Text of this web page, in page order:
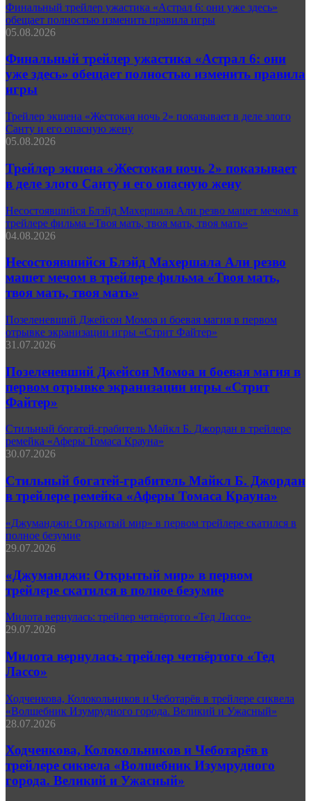
Финальный трейлер ужастика «Астрал 6: они уже здесь»
обещает полностью изменить правила игры
05.08.2026
Финальный трейлер ужастика «Астрал 6: они
уже здесь» обещает полностью изменить правила
игры
Трейлер экшена «Жестокая ночь 2» показывает в деле злого
Санту и его опасную жену
05.08.2026
Трейлер экшена «Жестокая ночь 2» показывает
в деле злого Санту и его опасную жену
Несостоявшийся Блэйд Махершала Али резво машет мечом в
трейлере фильма «Твоя мать, твоя мать, твоя мать»
04.08.2026
Несостоявшийся Блэйд Махершала Али резво
машет мечом в трейлере фильма «Твоя мать,
твоя мать, твоя мать»
Позеленевший Джейсон Момоа и боевая магия в первом
отрывке экранизации игры «Стрит Файтер»
31.07.2026
Позеленевший Джейсон Момоа и боевая магия в
первом отрывке экранизации игры «Стрит
Файтер»
Стильный богатей-грабитель Майкл Б. Джордан в трейлере
ремейка «Аферы Томаса Крауна»
30.07.2026
Стильный богатей-грабитель Майкл Б. Джордан
в трейлере ремейка «Аферы Томаса Крауна»
«Джуманджи: Открытый мир» в первом трейлере скатился в
полное безумие
29.07.2026
«Джуманджи: Открытый мир» в первом
трейлере скатился в полное безумие
Милота вернулась: трейлер четвёртого «Тед Лассо»
29.07.2026
Милота вернулась: трейлер четвёртого «Тед
Лассо»
Ходченкова, Колокольников и Чеботарёв в трейлере сиквела
«Волшебник Изумрудного города. Великий и Ужасный»
28.07.2026
Ходченкова, Колокольников и Чеботарёв в
трейлере сиквела «Волшебник Изумрудного
города. Великий и Ужасный»